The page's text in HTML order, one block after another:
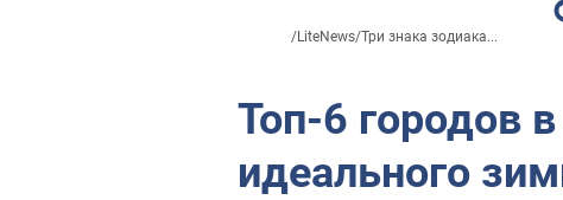
/LiteNews/Три знака зодиака...
Топ-6 городов
идеального